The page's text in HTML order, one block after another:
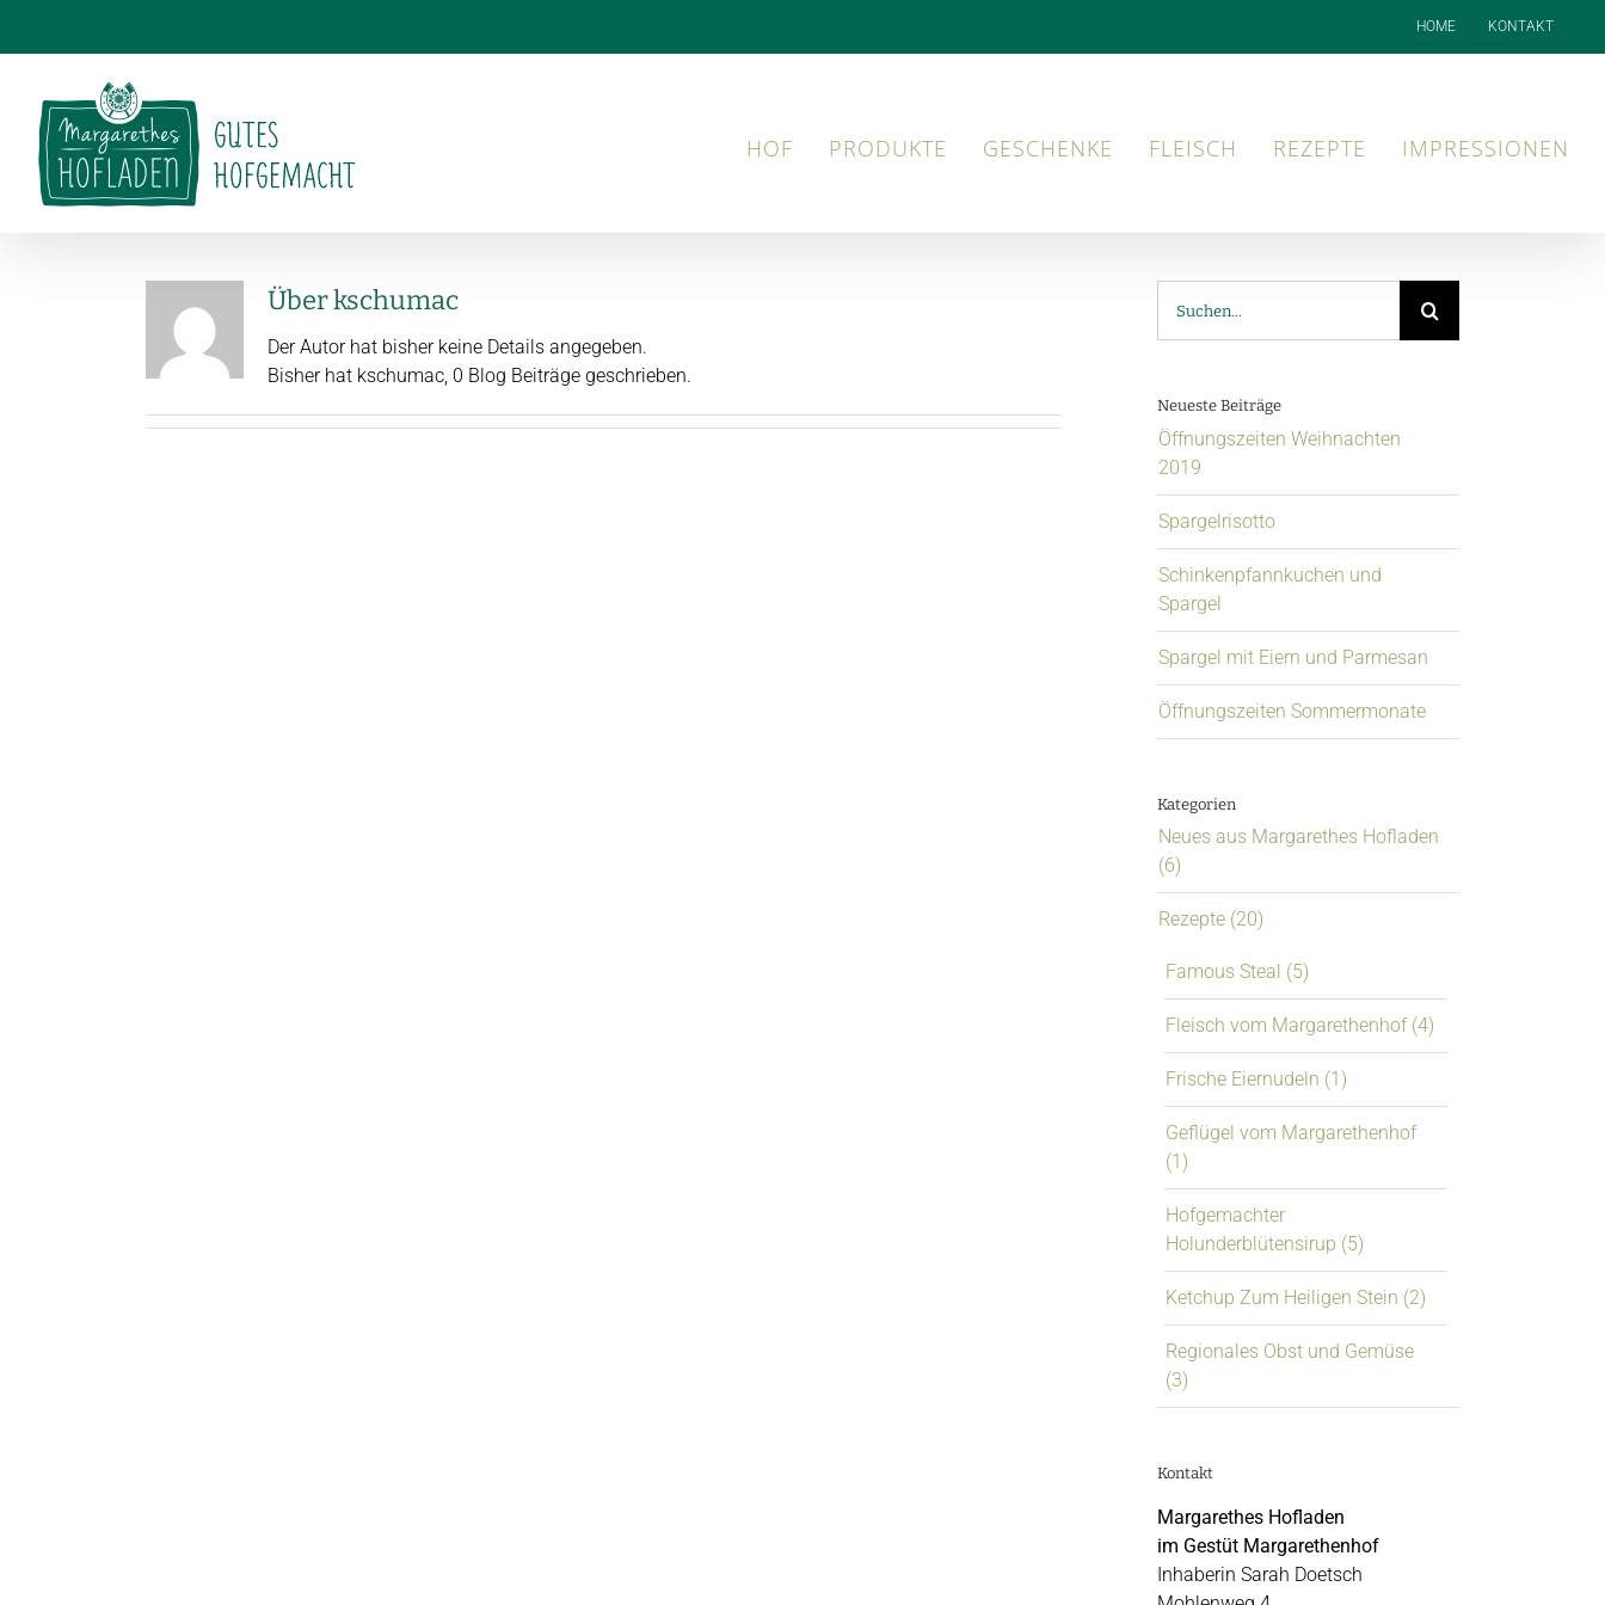
HOME KONTAKT
HOF PRODUKTE GESCHENKE FLEISCH REZEPTE IMPRESSIONEN
Überkschumac
Der Autor hat bisher keine Details angegeben.
Bisher hat kschumac, 0 Blog Beiträge geschrieben.
nach:
Neueste Beiträge
Öffnungszeiten Weihnachten
2019
Spargelrisotto
Schinkenpfannkuchen und
Spargel
Spargel mit Eiern und Parmesan
Öffnungszeiten Sommermonate
Kategorien
Neues aus Margarethes Hofladen
(6)
Rezepte (20)
Famous Steal (5)
Fleisch vom Margarethenhof (4)
Frische Eiernudeln (1)
Geflügel vom Margarethenhof
(1)
Hofgemachter
Holunderblütensirup (5)
Ketchup Zum Heiligen Stein (2)
Regionales Obst und Gemüse
(3)
Kontakt
Margarethes Hofladen
im Gestüt Margarethenhof
Inhaberin Sarah Doetsch